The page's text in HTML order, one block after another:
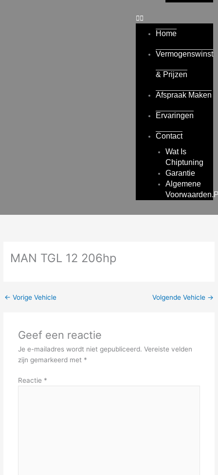
Home
Vermogenswinst
& Prijzen
Afspraak Maken
Ervaringen
Contact
Wat Is
Chiptuning
Garantie
Algemene
MAN TGL 12 206hp
← Vorige Vehicle Volgende Vehicle →
Geef een reactie
Je e-mailadres wordt niet gepubliceerd. Vereiste velden
zijn gemarkeerd met *
Reactie *